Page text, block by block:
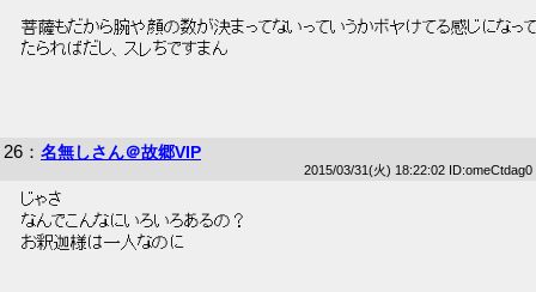
菩薩もだから腕や顔の数が決まってないっていうかボヤけてる感じになっ
たらればだし、スレちですまん
26 ： 名無しさん＠故郷VIP
2015/03/31(火) 18:22:02 ID:omeCtdag0
じゃさ
なんでこんなにいろいろあるの？
お釈迦様は一人なのに